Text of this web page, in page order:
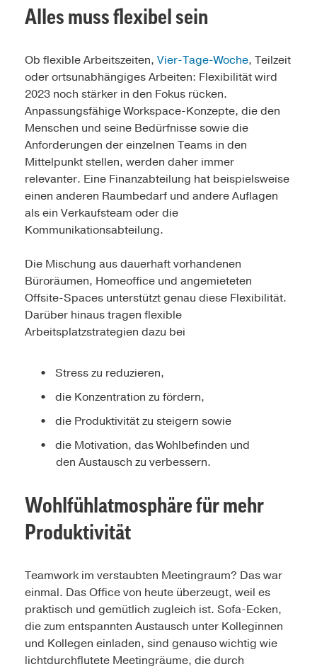
Alles muss flexibel sein
Ob flexible Arbeitszeiten, Vier-Tage-Woche, Teilzeit
oder ortsunabhängiges Arbeiten: Flexibilität wird
2023 noch stärker in den Fokus rücken.
Anpassungsfähige Workspace-Konzepte, die den
Menschen und seine Bedürfnisse sowie die
Anforderungen der einzelnen Teams in den
Mittelpunkt stellen, werden daher immer
relevanter. Eine Finanzabteilung hat beispielsweise
einen anderen Raumbedarf und andere Auflagen
als ein Verkaufsteam oder die
Kommunikationsabteilung.
Die Mischung aus dauerhaft vorhandenen
Büroräumen, Homeoffice und angemieteten
Offsite-Spaces unterstützt genau diese Flexibilität.
Darüber hinaus tragen flexible
Arbeitsplatzstrategien dazu bei
Stress zu reduzieren,
die Konzentration zu fördern,
die Produktivität zu steigern sowie
die Motivation, das Wohlbefinden und
den Austausch zu verbessern.
Wohlfühlatmosphäre für mehr
Produktivität
Teamwork im verstaubten Meetingraum? Das war
einmal. Das Office von heute überzeugt, weil es
praktisch und gemütlich zugleich ist. Sofa-Ecken,
die zum entspannten Austausch unter Kolleginnen
und Kollegen einladen, sind genauso wichtig wie
lichtdurchflutete Meetingräume, die durch